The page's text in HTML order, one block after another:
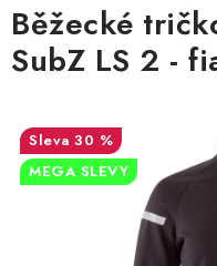
BOTY DÁMSKÉ
PÁNSKÉ OBLEČENÍ
DÁMSKÉ OBLEČENÍ
DOPLŇKY
DÁRKOVÉ POUKAZY
Běžecké
SubZ LS 2 -
30 %
MEGA SLEVY